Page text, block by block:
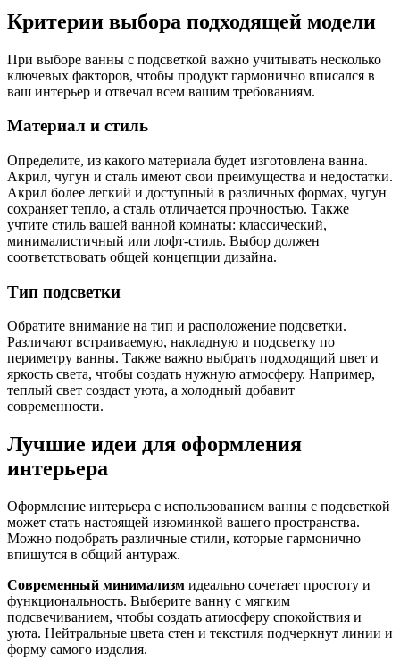
Критерии выбора подходящей модели
При выборе ванны с подсветкой важно учитывать несколько
ключевых факторов, чтобы продукт гармонично вписался в
ваш интерьер и отвечал всем вашим требованиям.
Материал и стиль
Определите, из какого материала будет изготовлена ванна.
Акрил, чугун и сталь имеют свои преимущества и недостатки.
Акрил более легкий и доступный в различных формах, чугун
сохраняет тепло, а сталь отличается прочностью. Также
учтите стиль вашей ванной комнаты: классический,
минималистичный или лофт-стиль. Выбор должен
соответствовать общей концепции дизайна.
Тип подсветки
Обратите внимание на тип и расположение подсветки.
Различают встраиваемую, накладную и подсветку по
периметру ванны. Также важно выбрать подходящий цвет и
яркость света, чтобы создать нужную атмосферу. Например,
теплый свет создаст уюта, а холодный добавит
современности.
Лучшие идеи для оформления
интерьера
Оформление интерьера с использованием ванны с подсветкой
может стать настоящей изюминкой вашего пространства.
Можно подобрать различные стили, которые гармонично
впишутся в общий антураж.
Современный минимализм идеально сочетает простоту и
функциональность. Выберите ванну с мягким
подсвечиванием, чтобы создать атмосферу спокойствия и
уюта. Нейтральные цвета стен и текстиля подчеркнут линии и
форму самого изделия.